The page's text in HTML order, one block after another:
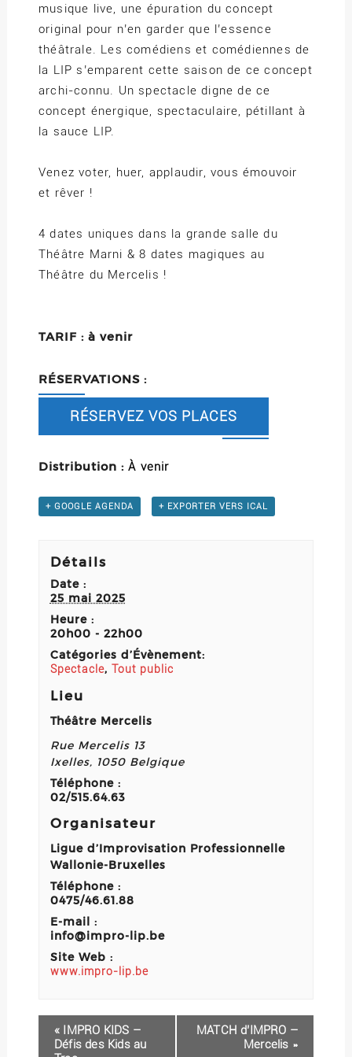
musique live, une épuration du concept
original pour n’en garder que l’essence
théâtrale. Les comédiens et comédiennes de
la LIP s’emparent cette saison de ce concept
archi-connu. Un spectacle digne de ce
concept énergique, spectaculaire, pétillant à
la sauce LIP.
Venez voter, huer, applaudir, vous émouvoir
et rêver !
4 dates uniques dans la grande salle du
Théâtre Marni & 8 dates magiques au
Théâtre du Mercelis !
TARIF : à venir
RÉSERVATIONS:
RÉSERVEZ VOS PLACES
Distribution :À venir
+ GOOGLE AGENDA + EXPORTER VERS ICAL
Détails
Date :
25 mai 2025
Heure :
20h00 - 22h00
Catégories d’Évènement:
Spectacle, Tout public
Lieu
Théâtre Mercelis
Rue Mercelis 13
Ixelles, 1050 Belgique
Téléphone :
02/515.64.63
Organisateur
Ligue d’Improvisation Professionnelle
Wallonie-Bruxelles
Téléphone :
0475/46.61.88
E-mail :
info@impro-lip.be
Site Web :
www.impro-lip.be
« IMPRO KIDS –
Défis des Kids au
MATCH d’IMPRO –
Mercelis »